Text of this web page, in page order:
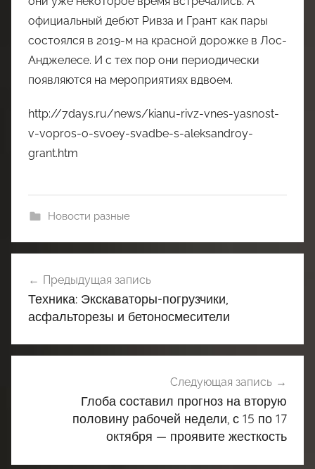
официальный дебют Ривза и Грант как пары
состоялся в 2019-м на красной дорожке в Лос-
Анджелесе. И с тех пор они периодически
появляются на мероприятиях вдвоем.
http://7days.ru/news/kianu-rivz-vnes-yasnost-
v-vopros-o-svoey-svadbe-s-aleksandroy-
grant.htm
Новости разные
по
записям
Предыдущая запись
Техника: Экскаваторы-погрузчики,
асфальторезы и бетоносмесители
Следующая запись
Глоба составил прогноз на вторую
половину рабочей недели, с 15 по 17
октября — проявите жесткость